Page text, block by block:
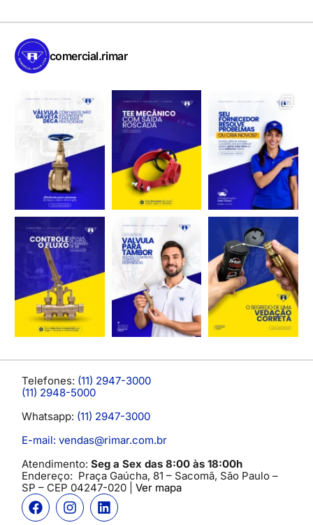
comercial.rimar
Telefones: (11) 2947-3000
(11) 2948-5000
Whatsapp: (11) 2947-3000
E-mail: vendas@rimar.com.br
Atendimento: Seg a Sex das 8:00 às 18:00h
Endereço: Praça Gaúcha, 81 – Sacomã, São Paulo –
SP – CEP 04247-020 | Ver mapa